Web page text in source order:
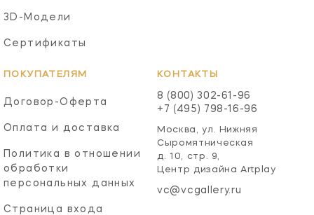
3D-Модели
Сертификаты
ПОКУПАТЕЛЯМ
Договор-Оферта
Оплата и доставка
Политика в отношении
обработки
персональных данных
Страница входа
КОНТАКТЫ
8 (800) 302-61-96
+7 (495) 798-16-96
Москва, ул. Нижняя
Сыромятническая
д. 10, стр. 9,
Центр дизайна Artplay
vc@vcgallery.ru